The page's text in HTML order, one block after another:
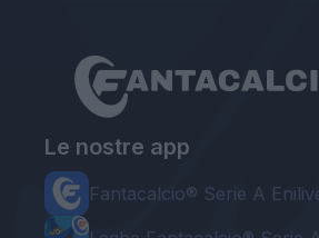
Le nostre app
Fantacalcio® Serie A